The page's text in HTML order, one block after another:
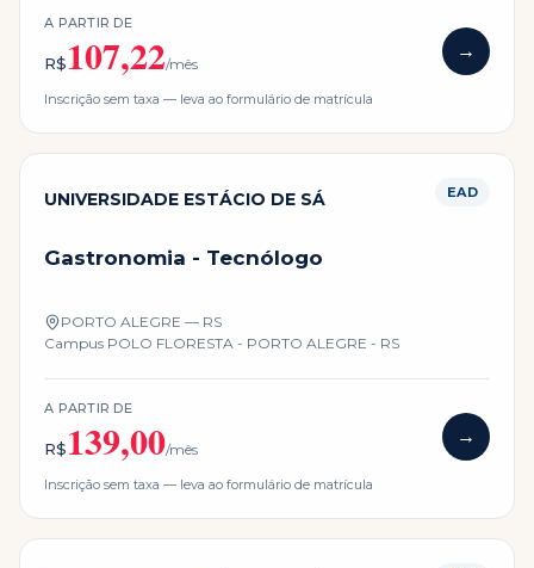
A PARTIR DE
R$107,22/mês
→
Inscrição sem taxa — leva ao formulário de matrícula
UNIVERSIDADE ESTÁCIO DE SÁ EAD
Gastronomia - Tecnólogo
PORTO ALEGRE — RS
Campus POLO FLORESTA - PORTO ALEGRE - RS
A PARTIR DE
R$139,00/mês
→
Inscrição sem taxa — leva ao formulário de matrícula